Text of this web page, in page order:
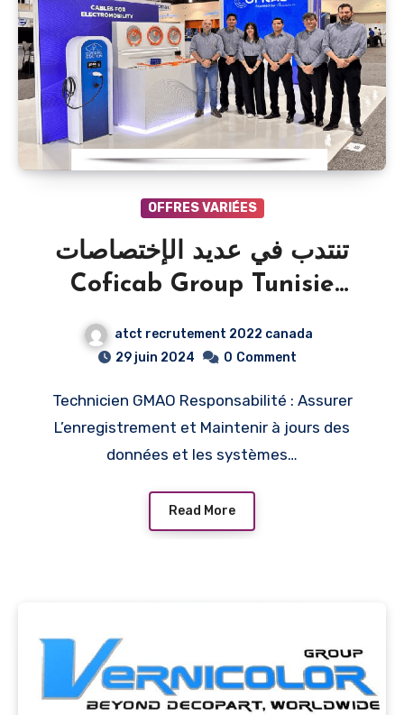
OFFRES VARIÉES
تنتدب في عديد الإختصاصات
Coficab Group Tunisie
recrute plusieurs profils
pour 2025
atct recrutement 2022 canada
29 juin 2024
0 Comment
Technicien GMAO Responsabilité : Assurer
L’enregistrement et Maintenir à jours des
données et les systèmes…
Read More